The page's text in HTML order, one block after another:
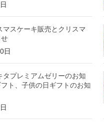
スケーキ販売とクリスマ
日
プレミアムゼリーのお知
ト、子供の日ギフトのお知